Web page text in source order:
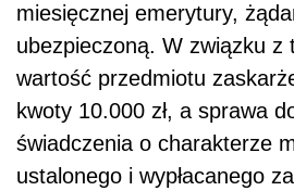
miesięcznej emerytury,
ubezpieczoną. W związku z
wartość przedmiotu
kwoty 10.000 zł, a sprawa
świadczenia o charakterze
ustalonego i wypłacanego